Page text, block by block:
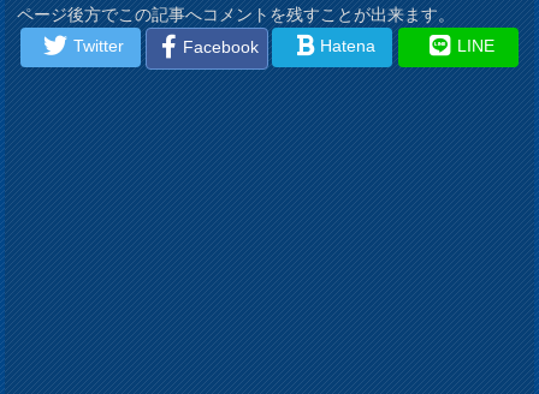
ページ後方でこの記事へコメントを残すことが出来ます。
Twitter
Facebook Hatena LINE